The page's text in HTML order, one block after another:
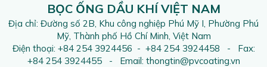
BỌC ỐNG DẦU KHÍ VIỆT NAM
Địa chỉ: Đường số 2B, Khu công nghiệp Phú Mỹ I, Phường Phú
Mỹ, Thành phố Hồ Chí Minh, Việt Nam
Điện thoại: +84 254 3924456 - +84 254 3924458 - Fax:
+84 254 3924455 - Email: thongtin@pvcoating.vn